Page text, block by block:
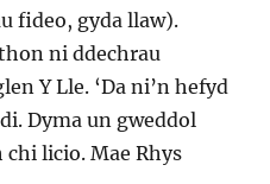
fideo, gyda llaw).
ni ddechrau
Y Lle. ‘Da ni’n hefyd
Dyma un gweddol
licio. Mae Rhys